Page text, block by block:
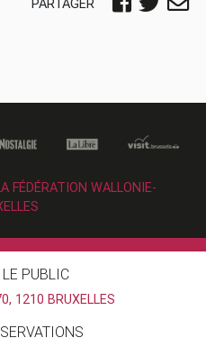
PARTAGER
FÉDÉRATION WALLONIE-
PUBLIC
1210 BRUXELLES